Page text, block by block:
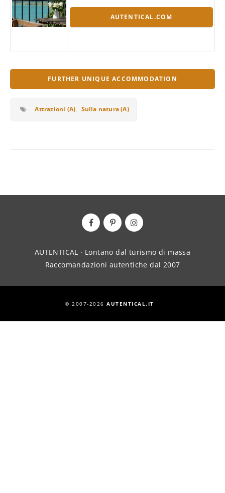
AUTENTICAL.COM
FURTHER UNIQUE ACCOMMODATION
Attrazioni (A), Sulla natura (A)
AUTENTICAL · Lontano dal turismo di massa
Raccomandazioni autentiche dal 2007
© 2007-2026AUTENTICAL.IT